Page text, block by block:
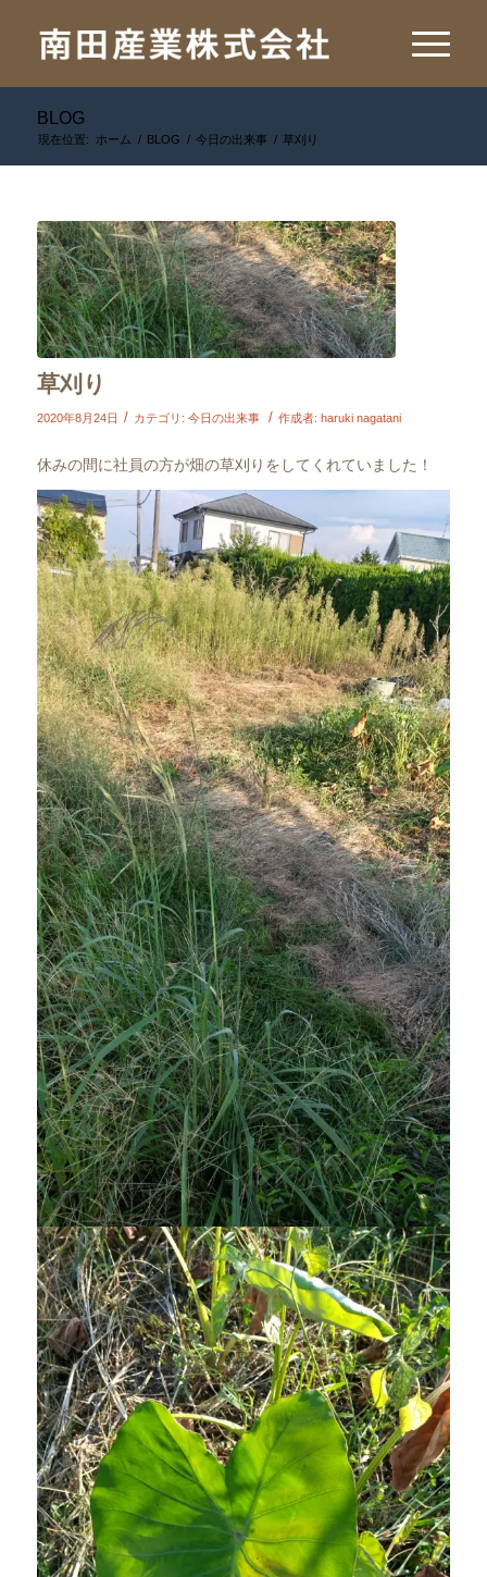
BLOG
現在位置: ホーム / BLOG / 今日の出来事 / 草刈り
草刈り
2020年8月24日 / カテゴリ: 今日の出来事 / 作成者: haruki nagatani
休みの間に社員の方が畑の草刈りをしてくれていました！